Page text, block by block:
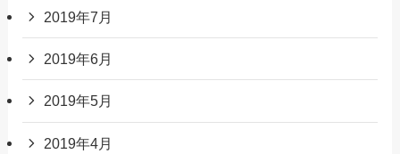
2019年7月
2019年6月
2019年5月
2019年4月